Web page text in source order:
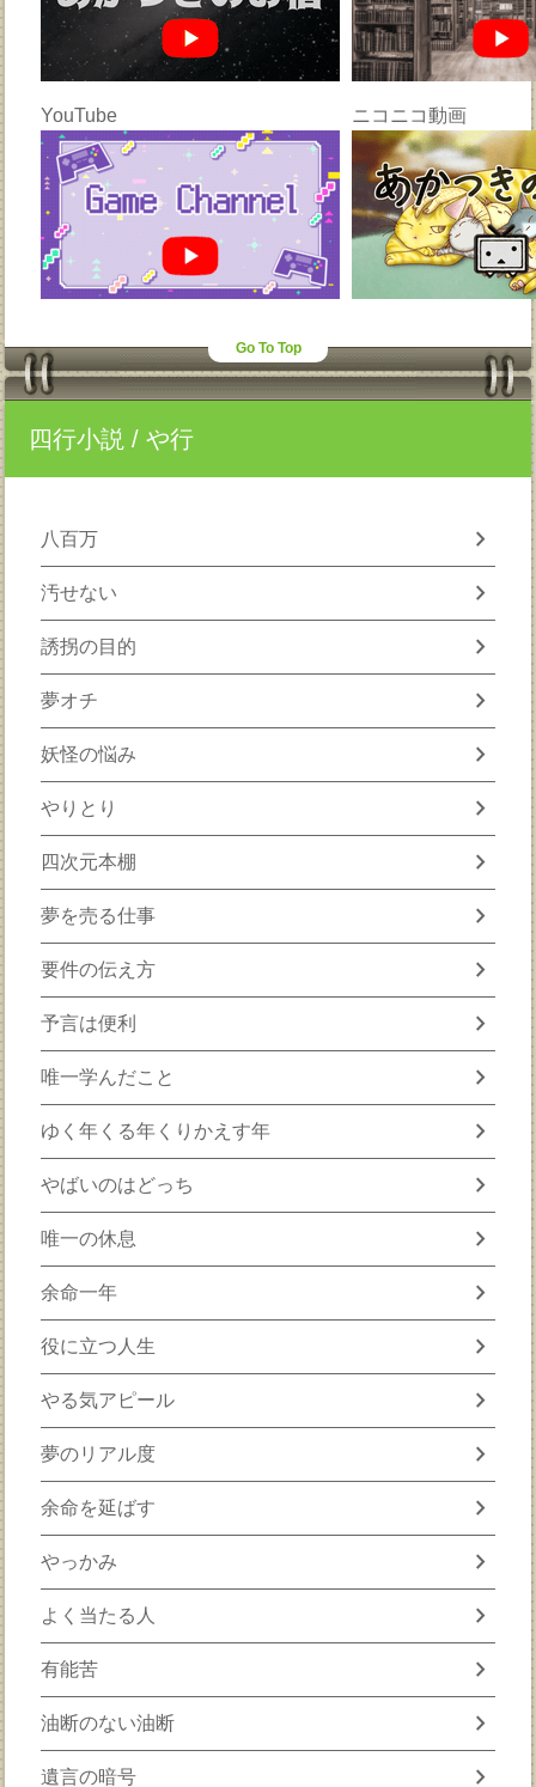
YouTube ニコニコ動画
Go To Top
四行小説 / や行
八百万 chevron_right
汚せない chevron_right
誘拐の目的 chevron_right
夢オチ chevron_right
妖怪の悩み chevron_right
やりとり chevron_right
四次元本棚 chevron_right
夢を売る仕事 chevron_right
要件の伝え方 chevron_right
予言は便利 chevron_right
唯一学んだこと chevron_right
ゆく年くる年くりかえす年 chevron_right
やばいのはどっち chevron_right
唯一の休息 chevron_right
余命一年 chevron_right
役に立つ人生 chevron_right
やる気アピール chevron_right
夢のリアル度 chevron_right
余命を延ばす chevron_right
やっかみ chevron_right
よく当たる人 chevron_right
有能苦 chevron_right
油断のない油断 chevron_right
遺言の暗号 chevron_right